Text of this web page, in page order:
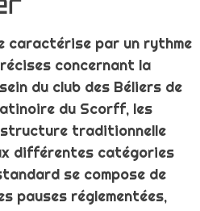
caractérise par un rythme
concernant la
du club des Béliers de
du Scorff, les
traditionnelle
différentes catégories
se compose de
pauses réglementées,